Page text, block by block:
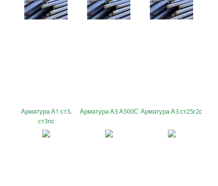
Арматура А1 ст3,
ст3пс
Арматура А3 А500С Арматура А3 ст25г2с